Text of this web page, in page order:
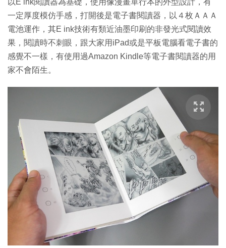
以E ink閱讀器為基礎，使用像漫畫單行本的外型設計，有
一定厚度模仿手感，打開後是電子書閱讀器，以４枚ＡＡＡ
電池運作，其E ink技術有類近油墨印刷的非發光式閱讀效
果，閱讀時不刺眼，跟大家用iPad或是平板電腦看電子書的
感覺不一樣，有使用過Amazon Kindle等電子書閱讀器的用
家不會陌生。